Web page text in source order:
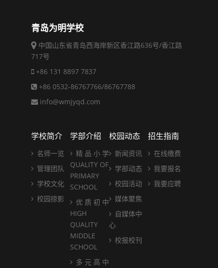
青岛为明学校
中国山东省青岛西海岸新区香江路636号/香江路
717号
+86 131 8897 7837
+86 0532-86767766/86767788
info@wmjyqd.com
学校简介
名师一览
管理团队
学校文化
校园掠影
学部介绍
精 品 小 学
QUALITY OF
PRIMARY
SCHOOL
优 质 初 中
HIGH
QUALITY
MIDDLE
SCHOOL
多 元 高 中
校园动态
新闻资讯
学部动态
校园活动
媒体聚焦
自媒体中
心
校报校刊
招生指南
在线缴费
我要报名
我要应聘